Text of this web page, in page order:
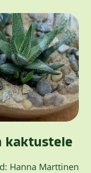
kaktustele
Hanna Marttinen